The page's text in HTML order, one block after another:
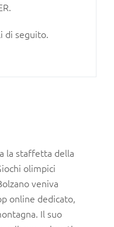
di seguito.
la staffetta della
olimpici
veniva
online dedicato,
Il suo